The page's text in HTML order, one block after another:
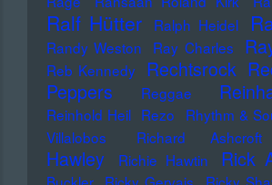
Ralf Hütter Ralph Heidel
Randy Weston Ray Charles
Reb Kennedy Rechtsrock
Peppers
Reggae
Reinhold Heil Rezo Rhythm &
Villalobos
Richard Ashcroft
Hawley
Richie Hawtin Rick